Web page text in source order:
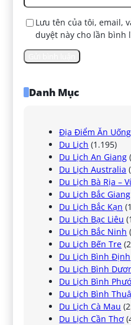
Lưu tên của tôi, email,
duyệt này cho lần bình
Danh Mục
Địa Điểm Ăn Uống
Du Lịch (1.195)
Du Lịch An Giang
Du Lịch Australia
Du Lịch Bà Rịa –
Du Lịch Bắc Giang
Du Lịch Bắc Kạn
Du Lịch Bạc Liêu
Du Lịch Bắc Ninh
Du Lịch Bến Tre
Du Lịch Bình Định
Du Lịch Bình
Du Lịch Bình
Du Lịch Bình
Du Lịch Cà Mau
Du Lịch Cần Thơ